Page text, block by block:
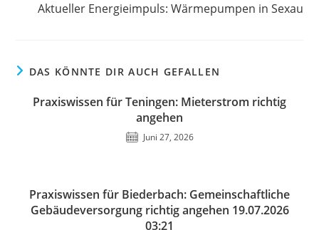
Aktueller Energieimpuls: Wärmepumpen in Sexau
DAS KÖNNTE DIR AUCH GEFALLEN
Praxiswissen für Teningen: Mieterstrom richtig
angehen
Juni 27, 2026
Praxiswissen für Biederbach: Gemeinschaftliche
Gebäudeversorgung richtig angehen 19.07.2026
03:21